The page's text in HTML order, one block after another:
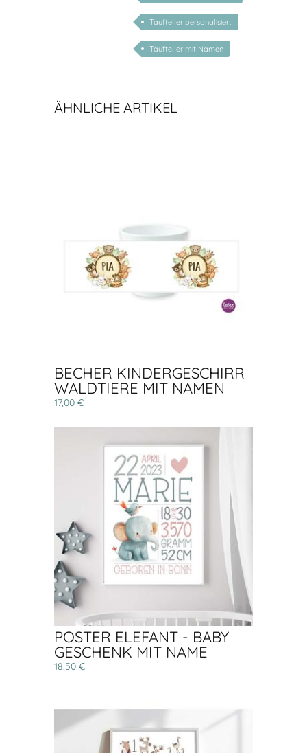
Geschenke für Baby
Taufteller personalisiert
Taufteller mit Namen
ÄHNLICHE ARTIKEL
BECHER KINDERGESCHIRR
WALDTIERE MIT NAMEN
17,00 €
POSTER ELEFANT - BABY
GESCHENK MIT NAME
18,50 €